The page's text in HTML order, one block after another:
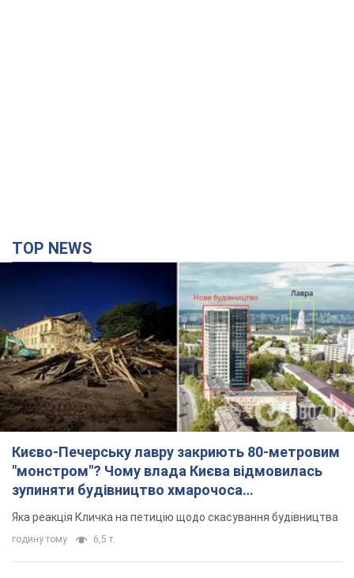
TOP NEWS
Києво-Печерську лавру закриють 80-метровим
"монстром"? Чому влада Києва відмовилась
зупиняти будівництво хмарочоса
"московського вірянина"
Яка реакція Кличка на петицію щодо скасування будівництва
годину тому 6,5 т.